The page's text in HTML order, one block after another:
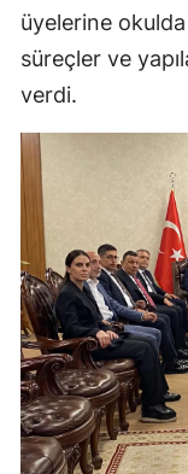
üyelerine
süreçler ve
verdi.